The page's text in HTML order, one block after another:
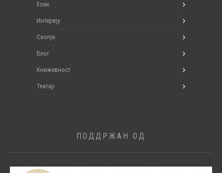
Есеи
Интервју
Скопје
Блог
Книжевност
Театар
ПОДДРЖАН ОД